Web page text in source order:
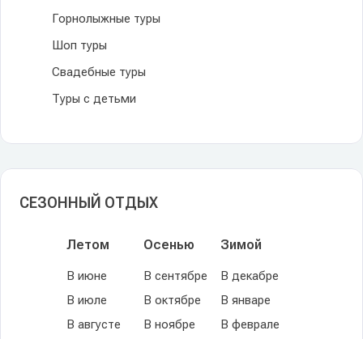
Горнолыжные туры
Шоп туры
Свадебные туры
Туры с детьми
СЕЗОННЫЙ ОТДЫХ
Летом
В июне
В июле
В августе
Осенью
В сентябре
В октябре
В ноябре
Зимой
В декабре
В январе
В феврале